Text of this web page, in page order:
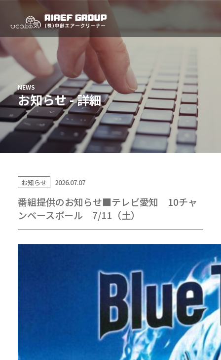
お知らせ - 詳細
お知らせ 2026.07.07
番組提供のお知らせ■テレビ愛知 10チャ
ンベースボール 7/11（土）